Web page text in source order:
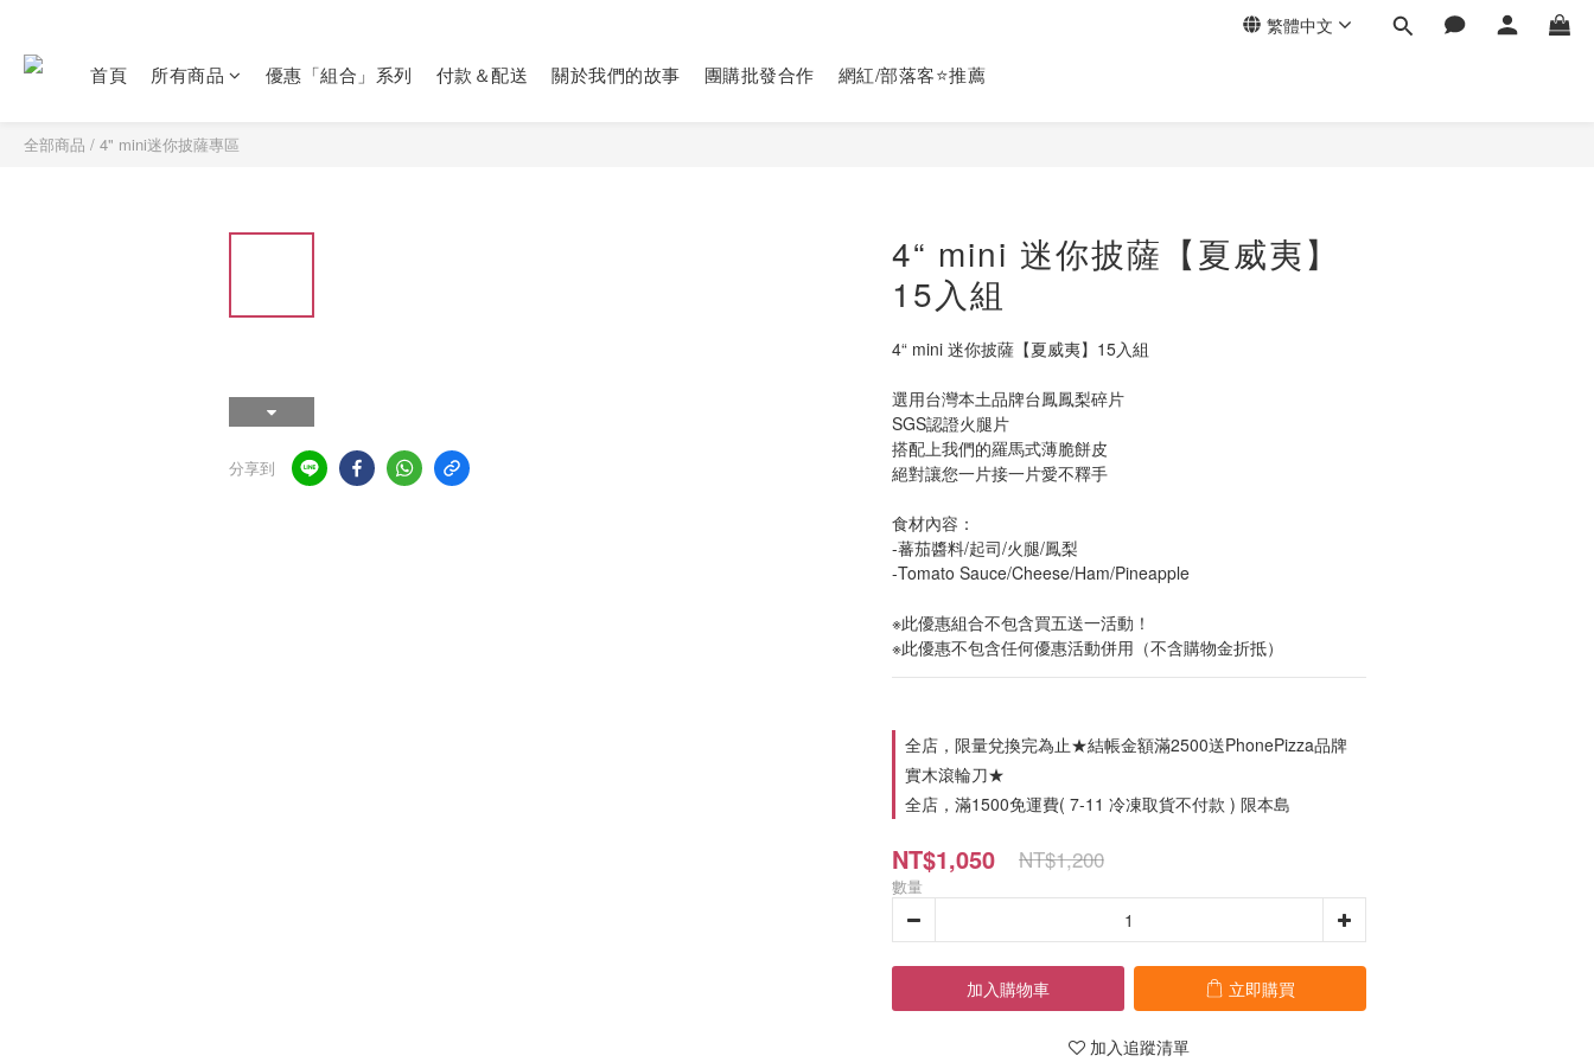
繁體中文
首頁 所有商品 優惠「組合」系列 付款＆配送 關於我們的故事 團購批發合作 網紅/部落客⭐推薦
全部商品 / 4" mini迷你披薩專區
分享到
4“ mini 迷你披薩【夏威夷】
15入組
4“ mini 迷你披薩【夏威夷】15入組
選用台灣本土品牌台鳳鳳梨碎片
SGS認證火腿片
搭配上我們的羅馬式薄脆餅皮
絕對讓您一片接一片愛不釋手
食材內容：
-蕃茄醬料/起司/火腿/鳳梨
-Tomato Sauce/Cheese/Ham/Pineapple
※此優惠組合不包含買五送一活動！
※此優惠不包含任何優惠活動併用（不含購物金折抵）
全店，限量兌換完為止★結帳金額滿2500送PhonePizza品牌
實木滾輪刀★
全店，滿1500免運費( 7-11 冷凍取貨不付款 ) 限本島
NT$1,050 NT$1,200
數量
加入購物車 立即購買
加入追蹤清單